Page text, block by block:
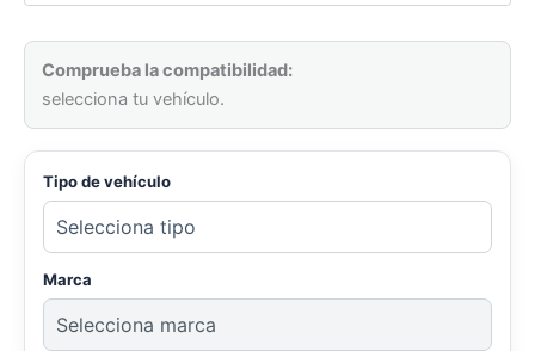
Comprueba la compatibilidad:
selecciona tu vehículo.
Tipo de vehículo
Marca